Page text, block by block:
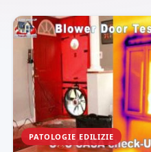
PATOLOGIE EDILIZIE